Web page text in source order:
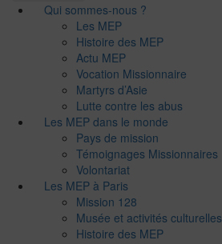
Qui sommes-nous ?
Les MEP
Histoire des MEP
Actu MEP
Vocation Missionnaire
Martyrs d’Asie
Lutte contre les abus
Les MEP dans le monde
Pays de mission
Témoignages Missionnaires
Volontariat
Les MEP à Paris
Mission 128
Musée et activités culturelles
Histoire des MEP